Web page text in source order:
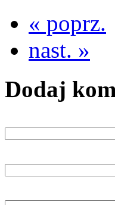
« poprz.
nast. »
Dodaj